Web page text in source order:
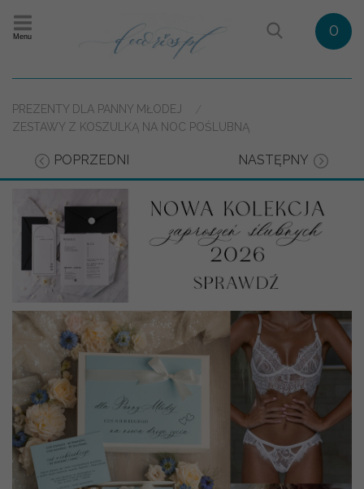
Menu 0
PREZENTY DLA PANNY MŁODEJ
ZESTAWY Z KOSZULKĄ NA NOC POŚLUBNĄ
POPRZEDNI NASTĘPNY